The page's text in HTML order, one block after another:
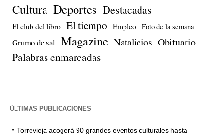
Cultura Deportes Destacadas
El club del libro El tiempo Empleo Foto de la semana
Grumo de sal Magazine Natalicios Obituario
Palabras enmarcadas
ÚLTIMAS PUBLICACIONES
Torrevieja acogerá 90 grandes eventos culturales hasta